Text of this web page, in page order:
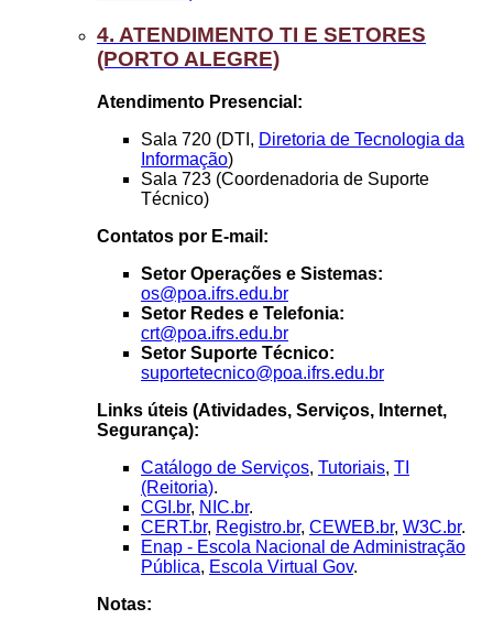
4. ATENDIMENTO TI E SETORES
(PORTO ALEGRE)
Atendimento Presencial:
Sala 720 (DTI, Diretoria de Tecnologia da
Informação)
Sala 723 (Coordenadoria de Suporte
Técnico)
Contatos por E-mail:
Setor Operações e Sistemas:
os@poa.ifrs.edu.br
Setor Redes e Telefonia:
crt@poa.ifrs.edu.br
Setor Suporte Técnico:
suportetecnico@poa.ifrs.edu.br
Links úteis (Atividades, Serviços, Internet,
Segurança):
Catálogo de Serviços, Tutoriais, TI
(Reitoria).
CGI.br, NIC.br.
CERT.br, Registro.br, CEWEB.br, W3C.br.
Enap - Escola Nacional de Administração
Pública, Escola Virtual Gov.
Notas: